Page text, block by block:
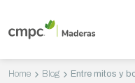
Home Blog Entre mitos y